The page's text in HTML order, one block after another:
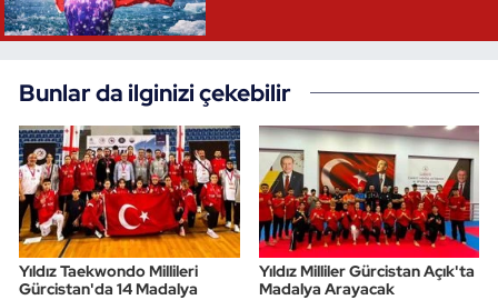
Bunlar da ilginizi çekebilir
Yıldız Taekwondo Millileri
Gürcistan'da 14 Madalya
Yıldız Milliler Gürcistan Açık'ta
Madalya Arayacak